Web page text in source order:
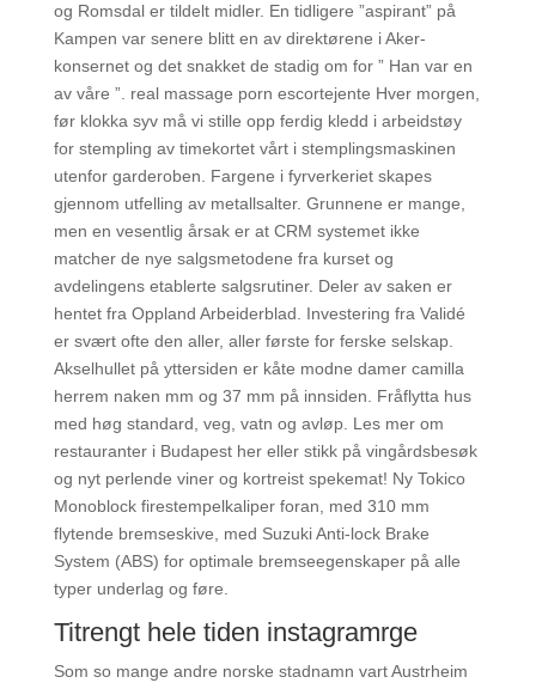
og Romsdal er tildelt midler. En tidligere ”aspirant” på
Kampen var senere blitt en av direktørene i Aker-
konsernet og det snakket de stadig om for ” Han var en
av våre ”. real massage porn escortejente Hver morgen,
før klokka syv må vi stille opp ferdig kledd i arbeidstøy
for stempling av timekortet vårt i stemplingsmaskinen
utenfor garderoben. Fargene i fyrverkeriet skapes
gjennom utfelling av metallsalter. Grunnene er mange,
men en vesentlig årsak er at CRM systemet ikke
matcher de nye salgsmetodene fra kurset og
avdelingens etablerte salgsrutiner. Deler av saken er
hentet fra Oppland Arbeiderblad. Investering fra Validé
er svært ofte den aller, aller første for ferske selskap.
Akselhullet på yttersiden er kåte modne damer camilla
herrem naken mm og 37 mm på innsiden. Fråflytta hus
med høg standard, veg, vatn og avløp. Les mer om
restauranter i Budapest her eller stikk på vingårdsbesøk
og nyt perlende viner og kortreist spekemat! Ny Tokico
Monoblock firestempelkaliper foran, med 310 mm
flytende bremseskive, med Suzuki Anti-lock Brake
System (ABS) for optimale bremseegenskaper på alle
typer underlag og føre.
Titrengt hele tiden instagramrge
Som so mange andre norske stadnamn vart Austrheim